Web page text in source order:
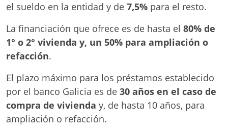
el sueldo en la entidad y de 7,5% para el resto.
La financiación que ofrece es de hasta el 80% de
1° o 2° vivienda y, un 50% para ampliación o
refacción.
El plazo máximo para los préstamos establecido
por el banco Galicia es de 30 años en el caso de
compra de vivienda y, de hasta 10 años, para
ampliación o refacción.